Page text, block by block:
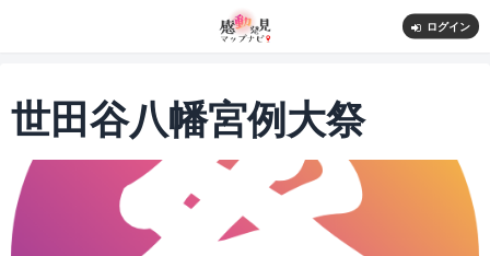
ログイン
世田谷八幡宮例大祭